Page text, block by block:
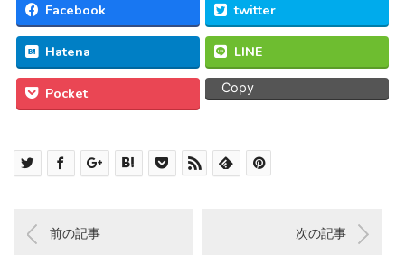
Facebook twitter
Hatena LINE
Pocket Copy
前の記事 次の記事